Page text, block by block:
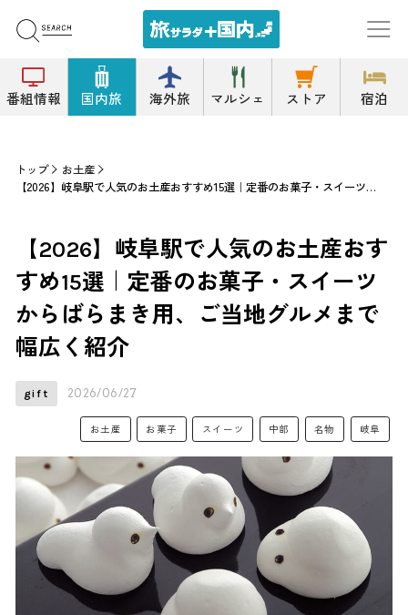
番組情報 国内旅 海外旅 マルシェ ストア 宿泊
トップ
お土産
【2026】岐阜駅で人気のお土産おすすめ15選｜定番のお菓子・スイーツからばらまき用、ご当地グルメまで幅広く紹介
【2026】岐阜駅で人気のお土産おす
すめ15選｜定番のお菓子・スイーツ
からばらまき用、ご当地グルメまで
幅広く紹介
gift 2026/06/27
お土産 お菓子 スイーツ 中部 名物 岐阜